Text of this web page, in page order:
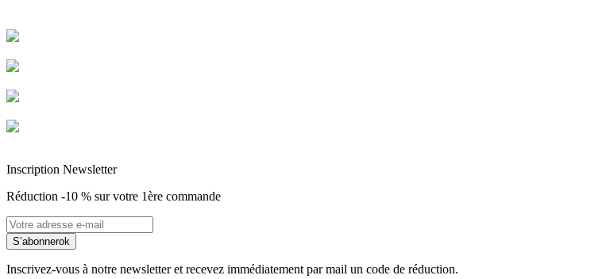
Inscription Newsletter
Réduction -10 % sur votre 1ère commande
S’abonnerok
Inscrivez-vous à notre newsletter et recevez immédiatement par mail un code de réduction.